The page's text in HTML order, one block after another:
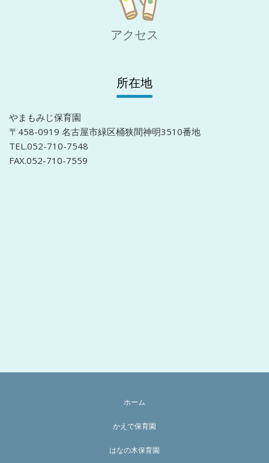
アクセス
所在地
やまもみじ保育園
〒458-0919 名古屋市緑区桶狭間神明3510番地
TEL.052-710-7548
FAX.052-710-7559
ホーム
かえで保育園
はなの木保育園